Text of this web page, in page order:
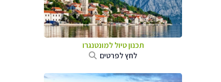
תכנון טיול למונטנגרו
לחץ לפרטים